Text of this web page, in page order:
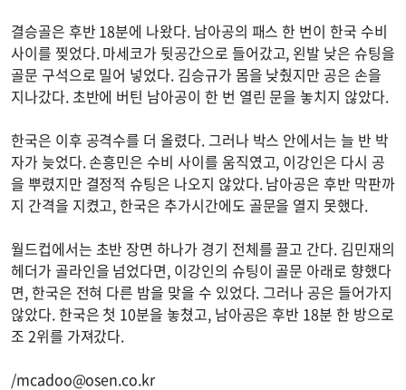
결승골은 후반 18분에 나왔다. 남아공의 패스 한 번이 한국 수비
사이를 찢었다. 마세코가 뒷공간으로 들어갔고, 왼발 낮은 슈팅을
골문 구석으로 밀어 넣었다. 김승규가 몸을 낮췄지만 공은 손을
지나갔다. 초반에 버틴 남아공이 한 번 열린 문을 놓치지 않았다.
한국은 이후 공격수를 더 올렸다. 그러나 박스 안에서는 늘 반 박
자가 늦었다. 손흥민은 수비 사이를 움직였고, 이강인은 다시 공
을 뿌렸지만 결정적 슈팅은 나오지 않았다. 남아공은 후반 막판까
지 간격을 지켰고, 한국은 추가시간에도 골문을 열지 못했다.
월드컵에서는 초반 장면 하나가 경기 전체를 끌고 간다. 김민재의
헤더가 골라인을 넘었다면, 이강인의 슈팅이 골문 아래로 향했다
면, 한국은 전혀 다른 밤을 맞을 수 있었다. 그러나 공은 들어가지
않았다. 한국은 첫 10분을 놓쳤고, 남아공은 후반 18분 한 방으로
조 2위를 가져갔다.
/mcadoo@osen.co.kr